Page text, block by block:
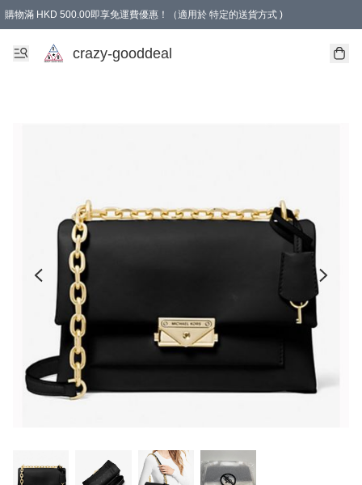
購物滿 HKD 500.00即享免運費優惠！（適用於 特定的送貨方式 )
成為會員可享免費禮品
crazy-gooddeal